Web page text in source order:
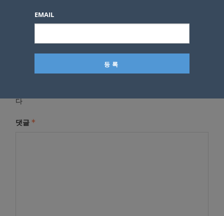
답글 남기기
다
댓글 *
EMAIL